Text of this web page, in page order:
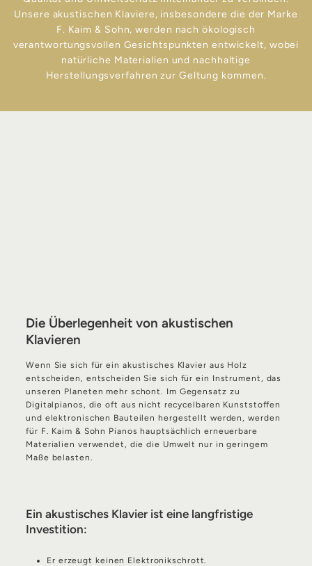
Unsere akustischen Klaviere, insbesondere die der Marke
F. Kaim & Sohn, werden nach ökologisch
verantwortungsvollen Gesichtspunkten entwickelt, wobei
natürliche Materialien und nachhaltige
Herstellungsverfahren zur Geltung kommen.
Die Überlegenheit von akustischen
Klavieren
Wenn Sie sich für ein akustisches Klavier aus Holz
entscheiden, entscheiden Sie sich für ein Instrument, das
unseren Planeten mehr schont. Im Gegensatz zu
Digitalpianos, die oft aus nicht recycelbaren Kunststoffen
und elektronischen Bauteilen hergestellt werden, werden
für F. Kaim & Sohn Pianos hauptsächlich erneuerbare
Materialien verwendet, die die Umwelt nur in geringem
Maße belasten.
Ein akustisches Klavier ist eine langfristige
Investition:
Er erzeugt keinen Elektronikschrott.